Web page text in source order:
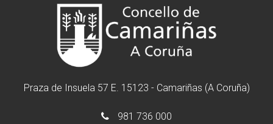
Praza de Insuela 57 E. 15123 - Camariñas (A Coruña)
981 736 000